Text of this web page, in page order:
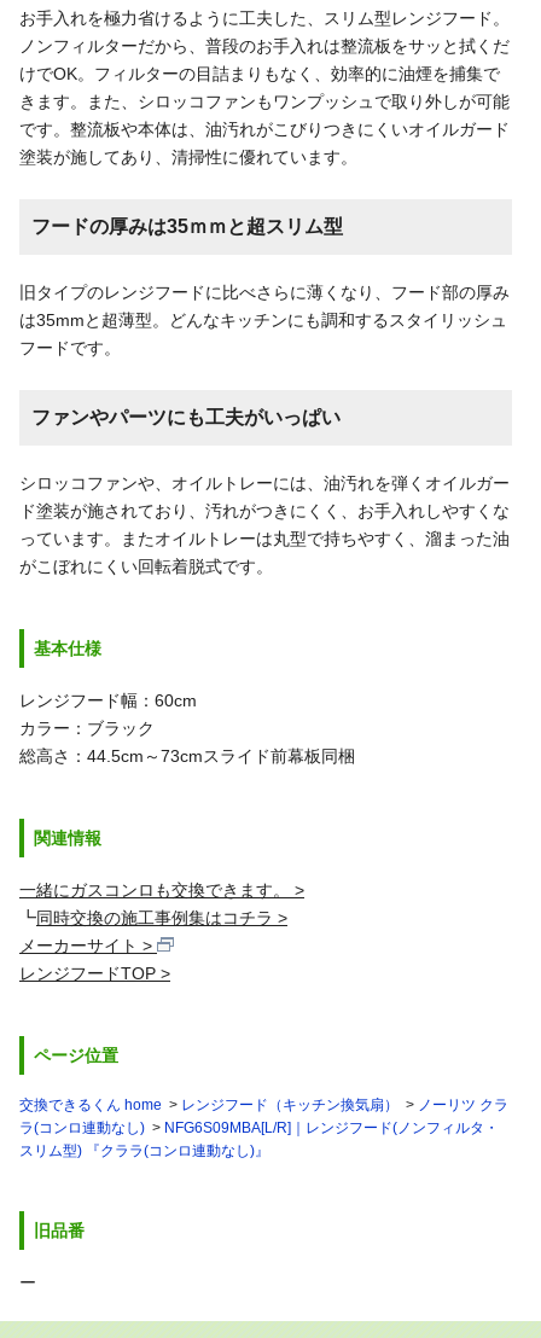
お手入れを極力省けるように工夫した、スリム型レンジフード。
ノンフィルターだから、普段のお手入れは整流板をサッと拭くだ
けでOK。フィルターの目詰まりもなく、効率的に油煙を捕集で
きます。また、シロッコファンもワンプッシュで取り外しが可能
です。整流板や本体は、油汚れがこびりつきにくいオイルガード
塗装が施してあり、清掃性に優れています。
フードの厚みは35ｍｍと超スリム型
旧タイプのレンジフードに比べさらに薄くなり、フード部の厚み
は35mmと超薄型。どんなキッチンにも調和するスタイリッシュ
フードです。
ファンやパーツにも工夫がいっぱい
シロッコファンや、オイルトレーには、油汚れを弾くオイルガー
ド塗装が施されており、汚れがつきにくく、お手入れしやすくな
っています。またオイルトレーは丸型で持ちやすく、溜まった油
がこぼれにくい回転着脱式です。
基本仕様
レンジフード幅：60cm
カラー：ブラック
総高さ：44.5cm～73cmスライド前幕板同梱
関連情報
一緒にガスコンロも交換できます。
┗同時交換の施工事例集はコチラ
メーカーサイト
レンジフードTOP
ページ位置
交換できるくん home レンジフード（キッチン換気扇）
ノーリツ クラ
ラ(コンロ連動なし)
NFG6S09MBA[L/R]｜レンジフード(ノンフィルタ・
スリム型) 『クララ(コンロ連動なし)』
旧品番
ー